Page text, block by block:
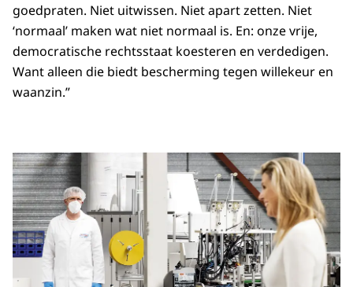
goedpraten. Niet uitwissen. Niet apart zetten. Niet
‘normaal’ maken wat niet normaal is. En: onze vrije,
democratische rechtsstaat koesteren en verdedigen.
Want alleen die biedt bescherming tegen willekeur en
waanzin.”